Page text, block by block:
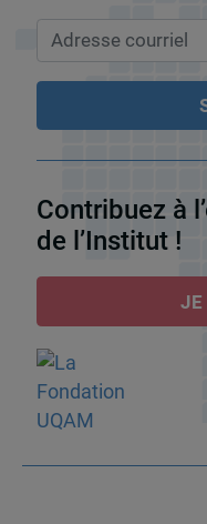
Contribuez à
de l’Institut !
JE